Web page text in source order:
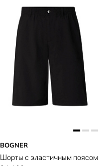
BOGNER
Шорты с эластичным поясом